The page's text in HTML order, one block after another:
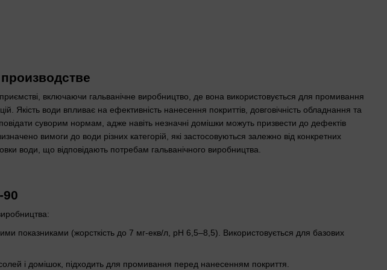
включаючи гальванічне виробництво, де вона використовується для промивання
Якість води впливає на ефективність нанесення покриттів, довговічність обладнання та
суворим нормам, адже навіть незначні домішки можуть призвести до дефектів
вимоги до води різних категорій, які застосовуються залежно від конкретних
води, що відповідають потребам гальванічного виробництва.
показниками (жорсткість до 7 мг-екв/л, pH 6,5–8,5). Використовується для базових
і домішок, підходить для промивання перед нанесенням покриття.